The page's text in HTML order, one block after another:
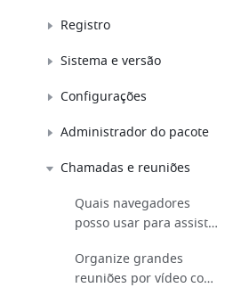
Registro
Sistema e versão
Configurações
Administrador do pacote
Chamadas e reuniões
Quais navegadores
posso usar para assistir
Organize grandes
reuniões por vídeo com